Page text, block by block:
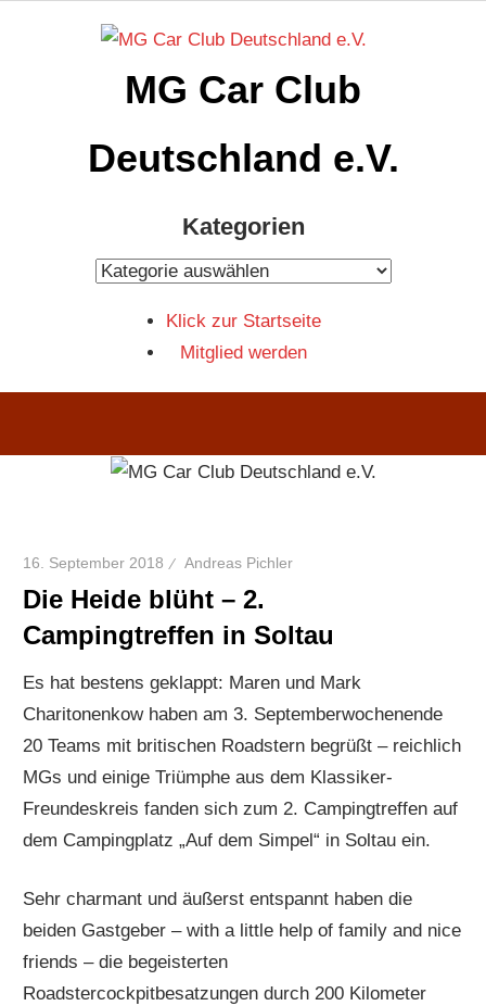
MG Car Club
Deutschland e.V.
Kategorien
Kategorien
Klick zur Startseite
Mitglied werden
16. September 2018 Andreas Pichler
Die Heide blüht – 2.
Campingtreffen in Soltau
Es hat bestens geklappt: Maren und Mark
Charitonenkow haben am 3. Septemberwochenende
20 Teams mit britischen Roadstern begrüßt – reichlich
MGs und einige Triümphe aus dem Klassiker-
Freundeskreis fanden sich zum 2. Campingtreffen auf
dem Campingplatz „Auf dem Simpel“ in Soltau ein.
Sehr charmant und äußerst entspannt haben die
beiden Gastgeber – with a little help of family and nice
friends – die begeisterten
Roadstercockpitbesatzungen durch 200 Kilometer